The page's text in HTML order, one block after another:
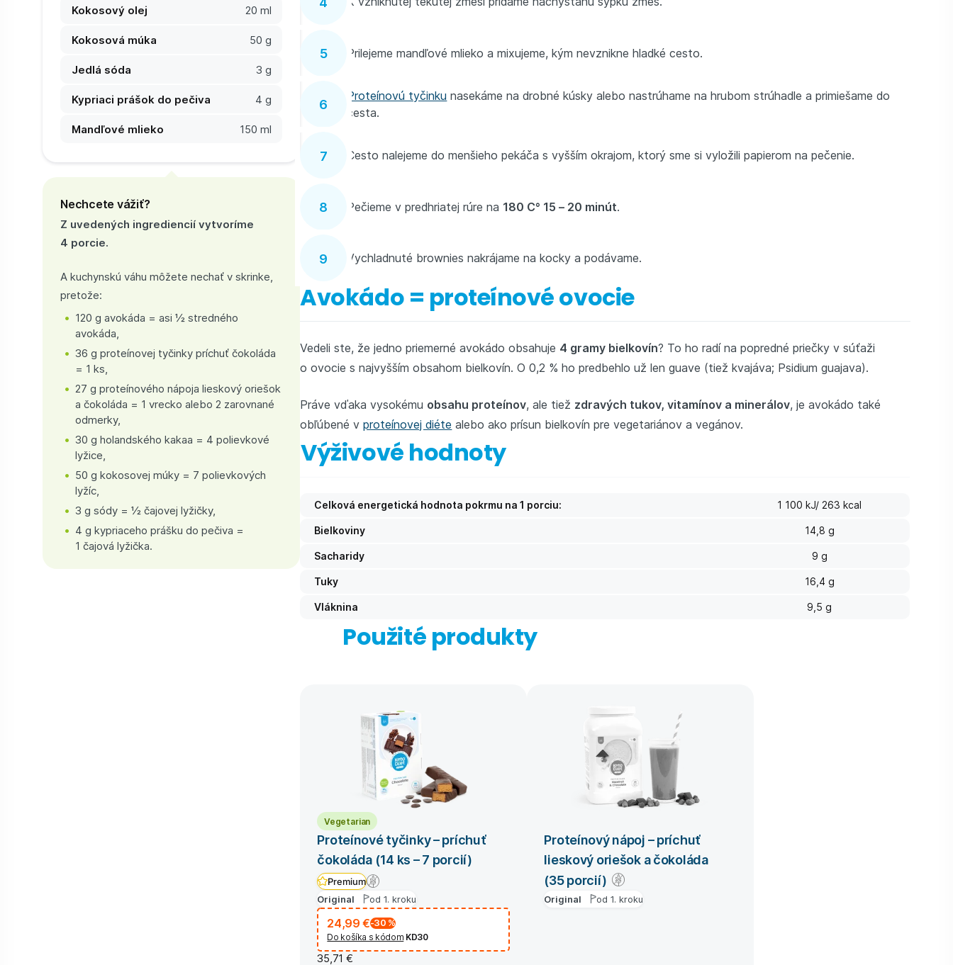
Kokosový olej 20 ml
Kokosová múka 50 g
Jedlá sóda 3 g
Kypriaci prášok do pečiva 4 g
Mandľové mlieko 150 ml
Nechcete vážiť?
Z uvedených ingrediencií vytvoríme
4 porcie.
A kuchynskú váhu môžete nechať v skrinke,
pretože:
120 g avokáda = asi ½ stredného
avokáda,
36 g proteínovej tyčinky príchuť čokoláda
= 1 ks,
27 g proteínového nápoja lieskový oriešok
a čokoláda = 1 vrecko alebo 2 zarovnané
odmerky,
30 g holandského kakaa = 4 polievkové
lyžice,
50 g kokosovej múky = 7 polievkových
lyžíc,
3 g sódy = ½ čajovej lyžičky,
4 g kypriaceho prášku do pečiva =
1 čajová lyžička.
Prilejeme mandľové mlieko a mixujeme, kým nevznikne hladké cesto.
Proteínovú tyčinku nasekáme na drobné kúsky alebo nastrúhame na hrubom strúhadle a primiešame do
cesta.
Cesto nalejeme do menšieho pekáča s vyšším okrajom, ktorý sme si vyložili papierom na pečenie.
Pečieme v predhriatej rúre na 180 C° 15 – 20 minút.
Vychladnuté brownies nakrájame na kocky a podávame.
Avokádo = proteínové ovocie
Vedeli ste, že jedno priemerné avokádo obsahuje 4 gramy bielkovín? To ho radí na popredné priečky v súťaži
o ovocie s najvyšším obsahom bielkovín. O 0,2 % ho predbehlo už len guave (tiež kvajáva; Psidium guajava).
Práve vďaka vysokému obsahu proteínov, ale tiež zdravých tukov, vitamínov a minerálov, je avokádo také
obľúbené vproteínovej diéte alebo ako prísun bielkovín pre vegetariánov a vegánov.
Výživové hodnoty
Celková energetická hodnota pokrmu na 1 porciu:
1 100 kJ/ 263 kcal
Bielkoviny
14,8 g
Sacharidy
9 g
Tuky
16,4 g
Vláknina
9,5 g
Použité produkty
Vegetarian
Proteínové tyčinky – príchuť
čokoláda (14 ks – 7 porcií)
Premium
Original od 1. kroku
24,99 €-30 %
Do košíka s kódom KD30
35,71 €
Proteínový nápoj – príchuť
lieskový oriešok a čokoláda
(35 porcií)
Original od 1. kroku